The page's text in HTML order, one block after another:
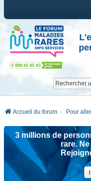
Accueil du forum Pour
3 millions de
rare.